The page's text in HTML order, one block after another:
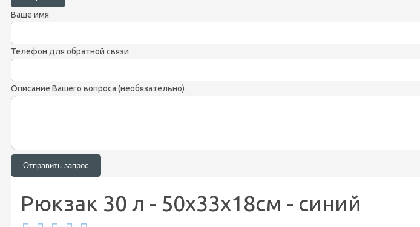
Ваше имя
Телефон для обратной связи
Описание Вашего вопроса (необязательно)
Рюкзак 30 л - 50х33х18см - синий